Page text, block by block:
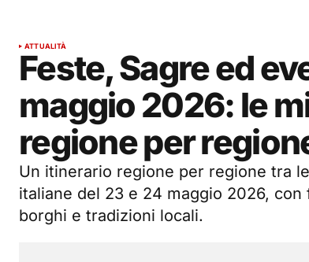
ATTUALITÀ
Feste, Sagre ed
maggio 2026: le
regione per
Un itinerario regione per regione tra
italiane del 23 e 24 maggio 2026,
borghi e tradizioni locali.